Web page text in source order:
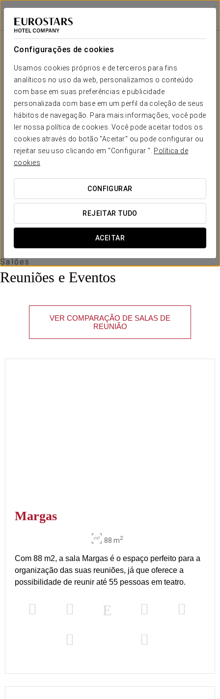
Configurações de cookies
Usamos cookies próprios e de terceiros para fins
analíticos no uso da web, personalizamos o conteúdo
com base em suas preferências e publicidade
personalizada com base em um perfil da coleção de seus
hábitos de navegação. Para mais informações, você pode
ler nossa política de cookies. Você pode aceitar todos os
cookies através do botão "Aceitar" ou pode configurar ou
rejeitar seu uso clicando em "Configurar ". Política de
cookies
CONFIGURAR
REJEITAR TUDO
ACEITAR
Exe Las Margas Golf
HUESCA - LATAS
Seu evento em
SOLICITAR ORÇAMENTO
Salões
Reuniões e Eventos
VER COMPARAÇÃO DE SALAS DE
REUNIÃO
Sala
U
Margas
88 m
altura
- - 40 - 20 55
Río
70 m2
x m
altura
- - 35 - 15 50
Aneto
315 m2
Hoyo 19
x m
altura
100 -
Margas
88 m2
Com 88 m2, a sala Margas é o espaço perfeito para a
organização das suas reuniões, já que oferece a
possibilidade de reunir até 55 pessoas em teatro.